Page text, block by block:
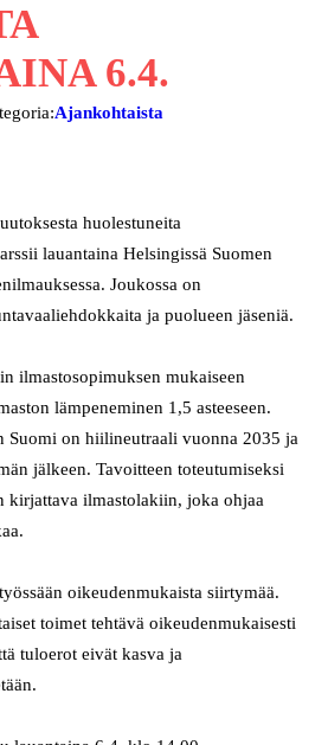
6.4.
Ajankohtaista
huolestuneita
lauantaina Helsingissä Suomen
Joukossa on
ja puolueen jäseniä.
ilmastosopimuksen mukaiseen
lämpeneminen 1,5 asteeseen.
Suomi on hiilineutraali vuonna 2035 ja
jälkeen. Tavoitteen toteutumiseksi
kirjattava ilmastolakiin, joka ohjaa
oikeudenmukaista siirtymää.
toimet tehtävä oikeudenmukaisesti
tuloerot eivät kasva ja